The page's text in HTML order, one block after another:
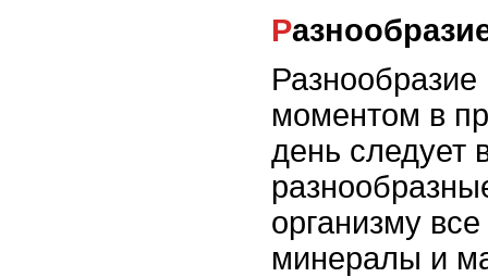
моментом в
день следует
организму
минералы и